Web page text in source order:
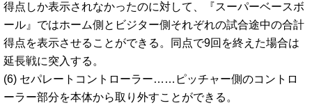
得点しか表示されなかったのに対して、『スーパーベースボ
ール』ではホーム側とビジター側それぞれの試合途中の合計
得点を表示させることができる。同点で9回を終えた場合は
延長戦に突入する。
(6) セパレートコントローラー……ピッチャー側のコントロ
ーラー部分を本体から取り外すことができる。